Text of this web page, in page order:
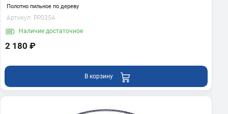
Полотно пильное по дереву
Артикул: PP035A
Наличие достаточное
2 180 ₽
В корзину